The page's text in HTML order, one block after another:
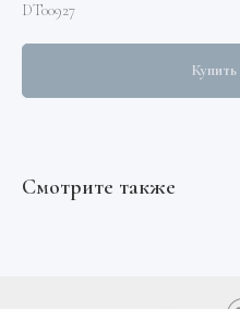
DT00927
Купить
Смотрите также